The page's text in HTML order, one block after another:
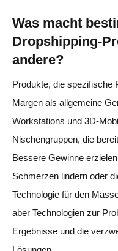
Was macht
Dropshipping-
andere?
Produkte, die spezifische
Margen als allgemeine
Workstations und 3D-
Nischengruppen, die
Bessere Gewinne
Schmerzen lindern oder
Technologie für den
aber Technologien zur
Ergebnisse und die